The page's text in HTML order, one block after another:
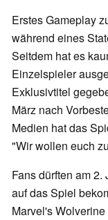
Erstes Gameplay
während eines
Seitdem hat es
Einzelspieler
Exklusivtitel
März nach
Medien hat das
"Wir wollen euch
Fans dürften am
auf das Spiel
Marvel's